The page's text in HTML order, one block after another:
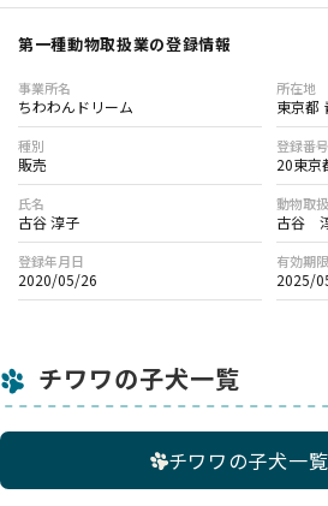
第一種動物取扱業の登録情報
事業所名
ちわわんドリーム
所在地
東京都
種別
販売
登録番号
20東
氏名
古谷 淳子
動物取
古谷
登録年月日
2020/05/26
有効期限
2025/
チワワの子犬一覧
チワワの子犬一